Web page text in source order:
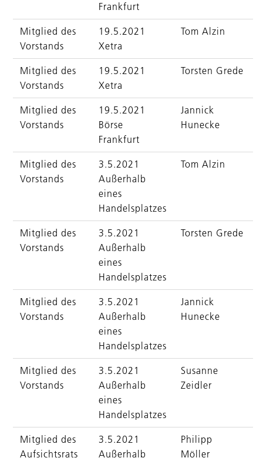
Frankfurt
Mitglied des
Vorstands
19.5.2021
Xetra
Tom Alzin
Mitglied des
Vorstands
19.5.2021
Xetra
Torsten Grede
Mitglied des
Vorstands
19.5.2021
Börse
Frankfurt
Jannick
Hunecke
Mitglied des
Vorstands
3.5.2021
Außerhalb
eines
Handelsplatzes
Tom Alzin
Mitglied des
Vorstands
3.5.2021
Außerhalb
eines
Handelsplatzes
Torsten Grede
Mitglied des
Vorstands
3.5.2021
Außerhalb
eines
Handelsplatzes
Jannick
Hunecke
Mitglied des
Vorstands
3.5.2021
Außerhalb
eines
Handelsplatzes
Susanne
Zeidler
Mitglied des
Aufsichtsrats
3.5.2021
Außerhalb
Philipp
Möller